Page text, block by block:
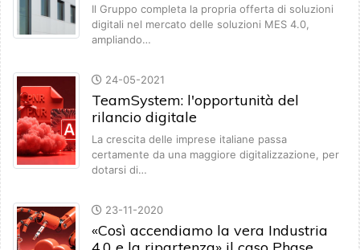
Il Gruppo completa la propria offerta di soluzioni
digitali nel mercato delle soluzioni MES 4.0,
ampliando…
24-05-2021
TeamSystem: l'opportunità del
rilancio digitale
La crescita delle imprese italiane passa
certamente da una maggiore digitalizzazione, per
dotarsi di…
23-11-2020
«Così accendiamo la vera Industria